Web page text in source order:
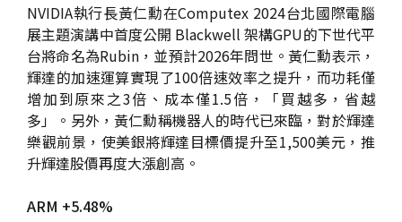
NVIDIA執行長黃仁勳在Computex 2024台北國際電腦
展主題演講中首度公開 Blackwell 架構GPU的下世代平
台將命名為Rubin，並預計2026年問世。黃仁勳表示，
輝達的加速運算實現了100倍速效率之提升，而功耗僅
增加到原來之3倍、成本僅1.5倍，「買越多，省越
多」。另外，黃仁勳稱機器人的時代已來臨，對於輝達
樂觀前景，使美銀將輝達目標價提升至1,500美元，推
升輝達股價再度大漲創高。
ARM +5.48%